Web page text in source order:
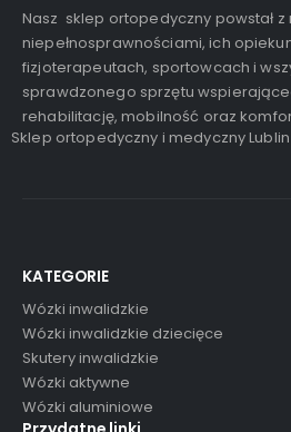
Nasz sklep ortopedyczny powstał
niepełnosprawnościami, ich
fizjoterapeutach, sportowcach i
sprawdzonego sprzętu
rehabilitację, mobilność oraz
Sklep ortopedyczny i medyczny Lublin
KATEGORIE
Wózki inwalidzkie
Wózki inwalidzkie dziecięce
Skutery inwalidzkie
Wózki aktywne
Wózki aluminiowe